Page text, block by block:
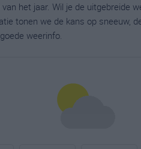
het jaar. Wil je de uitgebreide
tonen we de kans op sneeuw,
weerinfo.